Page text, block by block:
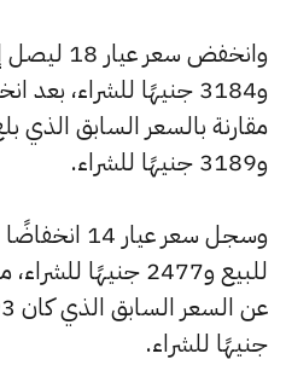
و3189 جنيهًا للشراء.
جنيهًا للشراء.